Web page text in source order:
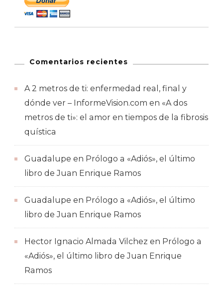
Comentarios recientes
A 2 metros de ti: enfermedad real, final y
dónde ver – InformeVision.com en «A dos
metros de ti»: el amor en tiempos de la fibrosis
quística
Guadalupe en Prólogo a «Adiós», el último
libro de Juan Enrique Ramos
Guadalupe en Prólogo a «Adiós», el último
libro de Juan Enrique Ramos
Hector Ignacio Almada Vilchez en Prólogo a
«Adiós», el último libro de Juan Enrique
Ramos